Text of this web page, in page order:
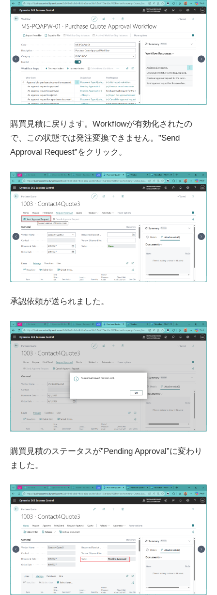
購買見積に戻ります。Workflowが有効化されたの
で、この状態では発注変換できません。”Send
Approval Request”をクリック。
承認依頼が送られました。
購買見積のステータスが”Pending Approval”に変わり
ました。